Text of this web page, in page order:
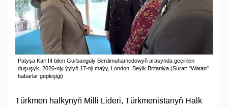
Patyşa Karl III bilen Gurbanguly Berdimuhamedowyň arasynda geçirilen
duşuşyk, 2026-njy ýylyň 17-nji maýy, London, Beýik Britaniýa (Surat: "Watan"
habarlar gepleşigi)
Türkmen halkynyň Milli Lideri, Türkmenistanyň Halk